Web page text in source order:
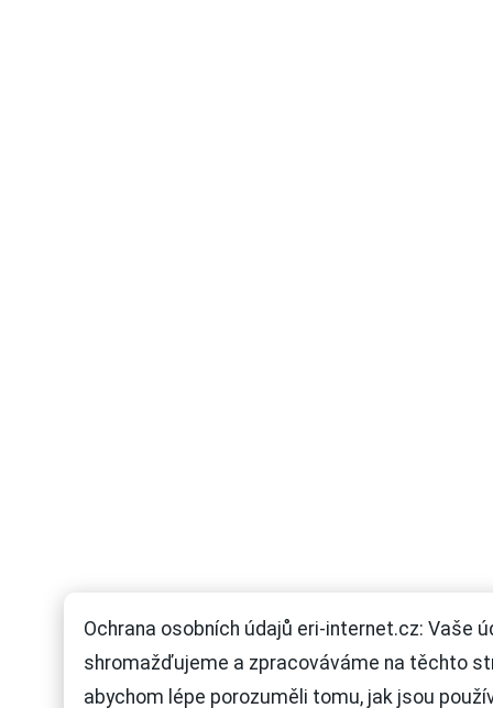
Ochrana osobních údajů eri-internet.cz: Vaše
shromažďujeme a zpracováváme na těchto
abychom lépe porozuměli tomu, jak jsou